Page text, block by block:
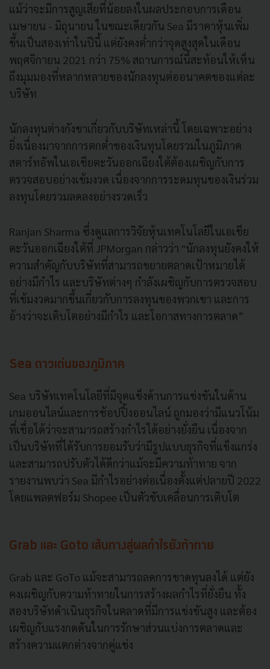
แม้ว่าจะมีการสูญเสียที่น้อยลงในผลประกอบการเดือน
เมษายน - มิถุนายน ในขณะเดียวกัน Sea มีราคาหุ้นเพิ่ม
ขึ้นเป็นสองเท่าในปีนี้ แต่ยังคงต่ำกว่าจุดสูงสุดในเดือน
พฤศจิกายน 2021 กว่า 75% สถานการณ์นี้สะท้อนให้เห็น
ถึงมุมมองที่หลากหลายของนักลงทุนต่ออนาคตของแต่ละ
บริษัท
นักลงทุนต่างกังขาเกี่ยวกับบริษัทเหล่านี้ โดยเฉพาะอย่าง
ยิ่งเนื่องมาจากการตกต่ำของเงินทุนโดยรวมในภูมิภาค
สตาร์ทอัพในเอเชียตะวันออกเฉียงใต้ต้องเผชิญกับการ
ตรวจสอบอย่างเข้มงวด เนื่องจากการระดมทุนของเงินร่วม
ลงทุนโดยรวมลดลงอย่างรวดเร็ว
Ranjan Sharma ซึ่งดูแลการวิจัยหุ้นเทคโนโลยีในเอเชีย
ตะวันออกเฉียงใต้ที่ JPMorgan กล่าวว่า "นักลงทุนยังคงให้
ความสำคัญกับบริษัทที่สามารถขยายตลาดเป้าหมายได้
อย่างมีกำไร และบริษัทต่างๆ กำลังเผชิญกับการตรวจสอบ
ที่เข้มงวดมากขึ้นเกี่ยวกับการลงทุนของพวกเขา และการ
อ้างว่าจะเติบโตอย่างมีกำไร และโอกาสทางการตลาด”
Sea ดาวเด่นของภูมิภาค
Sea บริษัทเทคโนโลยีที่มีจุดแข็งด้านการแข่งขันในด้าน
เกมออนไลน์และการช้อปปิ้งออนไลน์ ถูกมองว่ามีแนวโน้ม
ที่เชื่อได้ว่าจะสามารถสร้างกำไรได้อย่างยั่งยืน เนื่องจาก
เป็นบริษัทที่ได้รับการยอมรับว่ามีรูปแบบธุรกิจที่แข็งแกร่ง
และสามารถปรับตัวได้ดีกว่าแม้จะมีความท้าทาย จาก
รายงานพบว่า Sea มีกำไรอย่างต่อเนื่องตั้งแต่ปลายปี 2022
โดยแพลตฟอร์ม Shopee เป็นตัวขับเคลื่อนการเติบโต
Grab และ Goto เส้นทางสู่ผลกำไรยังท้าทาย
Grab และ GoTo แม้จะสามารถลดการขาดทุนลงได้ แต่ยัง
คงเผชิญกับความท้าทายในการสร้างผลกำไรที่ยั่งยืน ทั้ง
สองบริษัทดำเนินธุรกิจในตลาดที่มีการแข่งขันสูง และต้อง
เผชิญกับแรงกดดันในการรักษาส่วนแบ่งการตลาดและ
สร้างความแตกต่างจากคู่แข่ง